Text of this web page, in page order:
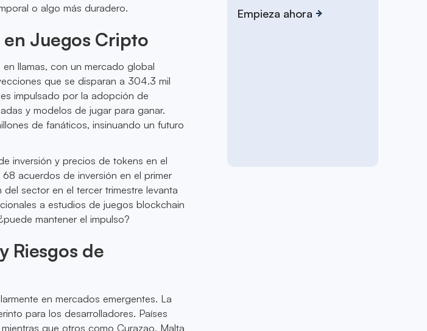
o algo más duradero.
en Juegos Cripto
llamas, con un mercado global
que se disparan a 304.3 mil
impulsado por la adopción de
y modelos de jugar para ganar.
de fanáticos, insinuando un futuro
inversión y precios de tokens en el
acuerdos de inversión en el primer
sector en el tercer trimestre levanta
a estudios de juegos blockchain
mantener el impulso?
Riesgos de
en mercados emergentes. La
para los desarrolladores. Países
que otros como Curazao, Malta
Empieza ahora